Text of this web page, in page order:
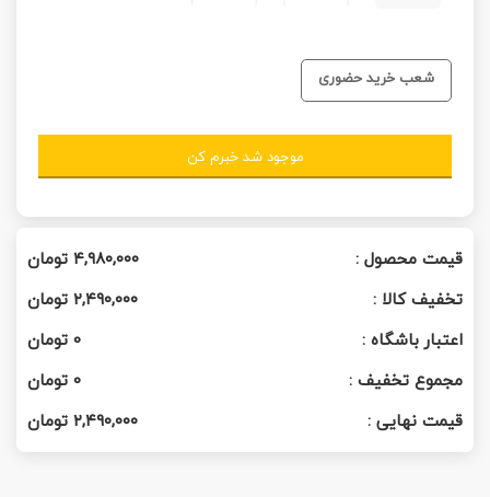
شعب خرید حضوری
موجود شد خبرم کن
قیمت محصول : ۴,۹۸۰,۰۰۰تومان
تخفیف کالا :
۲,۴۹۰,۰۰۰تومان
اعتبار باشگاه :
0تومان
مجموع تخفیف :
0تومان
قیمت نهایی :
۲,۴۹۰,۰۰۰تومان